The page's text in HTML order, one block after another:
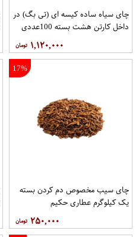
چای سیاه ساده کیسه ای (تی بگ) در
داخل کارتن هشت بسته 100عددی
۱,۱۲۰,۰۰۰
17%
چای سیب مخصوص دم کردن بسته
یک کیلوگرم عطاری حکیم
۲۵۰,۰۰۰